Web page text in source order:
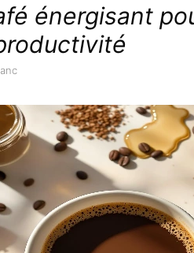
énergisant